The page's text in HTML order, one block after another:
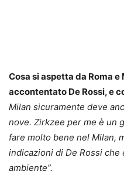
Cosa si aspetta da Roma
accontentato De Rossi, e
Milan sicuramente deve
nove. Zirkzee per me è un
fare molto bene nel Milan,
indicazioni di De Rossi che
ambiente”.